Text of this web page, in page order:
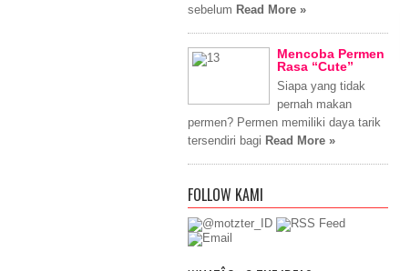
sebelum Read More »
Mencoba Permen
Rasa “Cute”
Siapa yang tidak
pernah makan
permen? Permen memiliki daya tarik
tersendiri bagi Read More »
FOLLOW KAMI